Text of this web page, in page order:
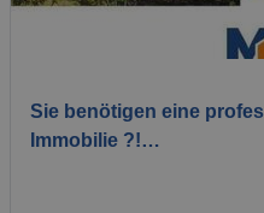
Sie benötigen eine
Immobilie ?!…